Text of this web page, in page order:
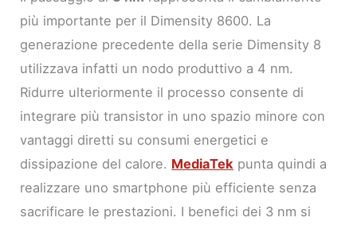
più importante per il Dimensity 8600. La
generazione precedente della serie Dimensity 8
utilizzava infatti un nodo produttivo a 4 nm.
Ridurre ulteriormente il processo consente di
integrare più transistor in uno spazio minore con
vantaggi diretti su consumi energetici e
dissipazione del calore. MediaTek punta quindi a
realizzare uno smartphone più efficiente senza
sacrificare le prestazioni. I benefici dei 3 nm si